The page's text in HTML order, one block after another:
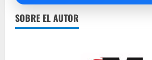
SOBRE EL AUTOR